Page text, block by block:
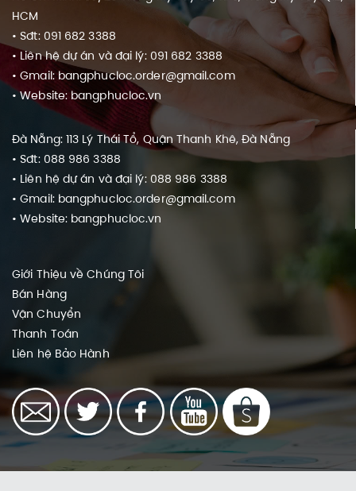
HCM
• Sđt: 091 682 3388
• Liên hệ dự án và đại lý: 091 682 3388
• Gmail: bangphucloc.order@gmail.com
• Website: bangphucloc.vn
Đà Nẵng: 113 Lý Thái Tổ, Quận Thanh Khê, Đà Nẵng
• Sđt: 088 986 3388
• Liên hệ dự án và đại lý: 088 986 3388
• Gmail: bangphucloc.order@gmail.com
• Website: bangphucloc.vn
Giới Thiệu về Chúng Tôi
Bán Hàng
Vận Chuyển
Thanh Toán
Liên hệ Bảo Hành